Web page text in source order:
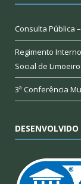
Consulta Pública
Regimento
Social de
3ª Conferência